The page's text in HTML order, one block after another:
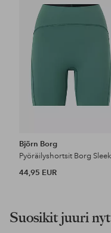
Björn Borg
44,95 EUR
Suosikit juuri nyt